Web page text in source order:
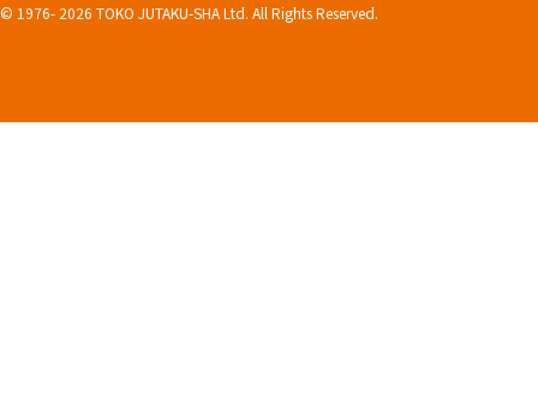
© 1976-2026 TOKO JUTAKU-SHA Ltd. All Rights Reserved.